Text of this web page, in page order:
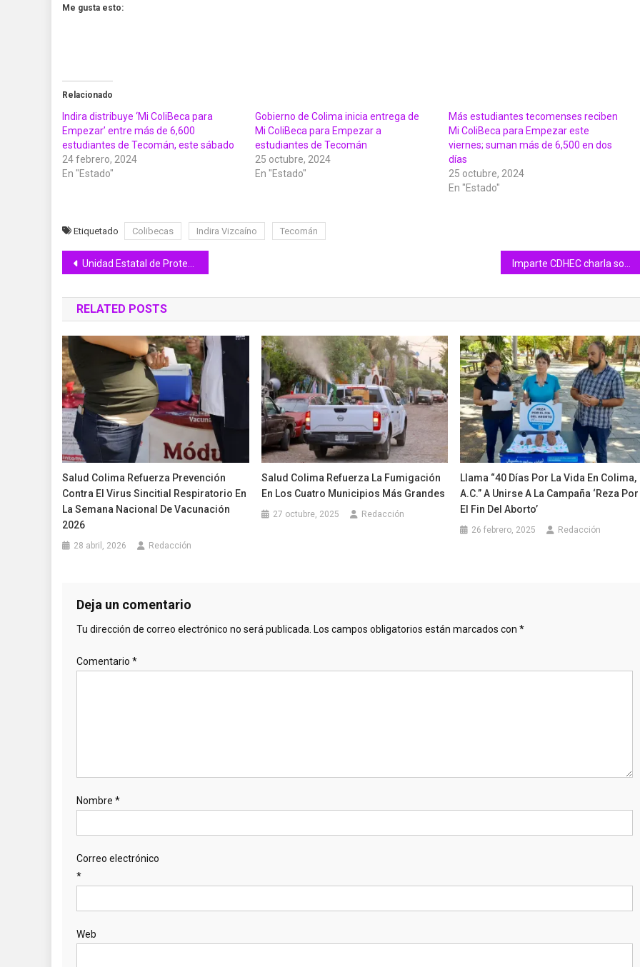
Me gusta esto:
Relacionado
Indira distribuye ‘Mi ColiBeca para
Empezar’ entre más de 6,600
estudiantes de Tecomán, este sábado
24 febrero, 2024
En "Estado"
Gobierno de Colima inicia entrega de
Mi ColiBeca para Empezar a
estudiantes de Tecomán
25 octubre, 2024
En "Estado"
Más estudiantes tecomenses reciben
Mi ColiBeca para Empezar este
viernes; suman más de 6,500 en dos
días
25 octubre, 2024
En "Estado"
Etiquetado Colibecas Indira Vizcaíno Tecomán
Navegación
de
entradas
Unidad Estatal de Protección Civil participa en valoración de daños, tras incendio en un taller mecánico de Colima Imparte CDHEC charla sobre violencia contra las mujeres a estudiantes
RELATED POSTS
Salud Colima Refuerza Prevención
Contra El Virus Sincitial Respiratorio En
La Semana Nacional De Vacunación
2026
28 abril, 2026 Redacción
Salud Colima Refuerza La Fumigación
En Los Cuatro Municipios Más Grandes
27 octubre, 2025 Redacción
Llama “40 Días Por La Vida En Colima,
A.C.” A Unirse A La Campaña ‘Reza Por
El Fin Del Aborto’
26 febrero, 2025 Redacción
Deja un comentario
Tu dirección de correo electrónico no será publicada. Los campos obligatorios están marcados con *
Comentario *
Nombre *
Correo electrónico
*
Web